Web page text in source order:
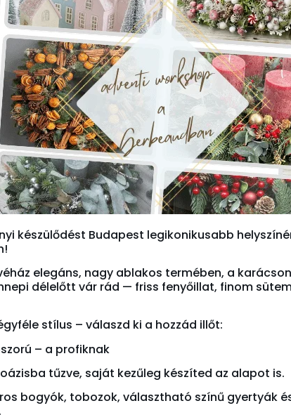
készülődést Budapest legikonikusabb
elegáns, nagy ablakos termében, a
délelőtt vár rád — friss fenyőillat, finom
stílus – válaszd ki a hozzád illőt:
– a profiknak
tűzve, saját kezűleg készíted az alapot is.
bogyók, tobozok, választható színű gyertyák